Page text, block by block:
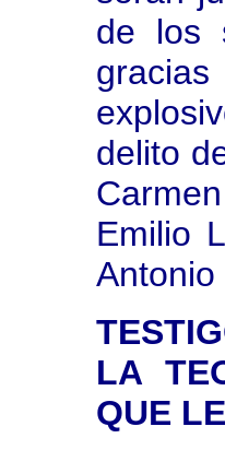
de los
delito
Emilio
Antonio
LA
QUE